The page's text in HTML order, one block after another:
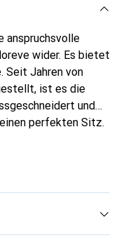
anspruchsvolle
wider. Es bietet
Seit Jahren von
ist es die
und
perfekten Sitz.
für ihre